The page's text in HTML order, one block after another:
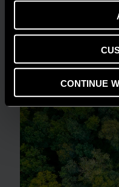
CONTINUE
CONSIGLI E
Comprendere la
ambito